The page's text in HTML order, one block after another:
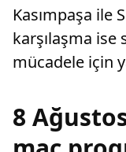
Kasımpaşa ile
karşılaşma ise
mücadele için
8